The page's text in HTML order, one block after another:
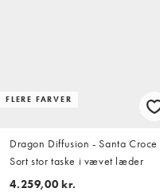
FLERE FARVER
Dragon Diffusion - Santa Croce
Sort stor taske i vævet læder
4.259,00 kr.